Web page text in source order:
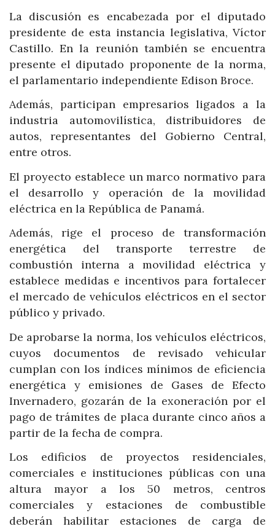
La discusión es encabezada por el diputado
presidente de esta instancia legislativa, Víctor
Castillo. En la reunión también se encuentra
presente el diputado proponente de la norma,
el parlamentario independiente Edison Broce.
Además, participan empresarios ligados a la
industria automovilística, distribuidores de
autos, representantes del Gobierno Central,
entre otros.
El proyecto establece un marco normativo para
el desarrollo y operación de la movilidad
eléctrica en la República de Panamá.
Además, rige el proceso de transformación
energética del transporte terrestre de
combustión interna a movilidad eléctrica y
establece medidas e incentivos para fortalecer
el mercado de vehículos eléctricos en el sector
público y privado.
De aprobarse la norma, los vehículos eléctricos,
cuyos documentos de revisado vehicular
cumplan con los índices mínimos de eficiencia
energética y emisiones de Gases de Efecto
Invernadero, gozarán de la exoneración por el
pago de trámites de placa durante cinco años a
partir de la fecha de compra.
Los edificios de proyectos residenciales,
comerciales e instituciones públicas con una
altura mayor a los 50 metros, centros
comerciales y estaciones de combustible
deberán habilitar estaciones de carga de